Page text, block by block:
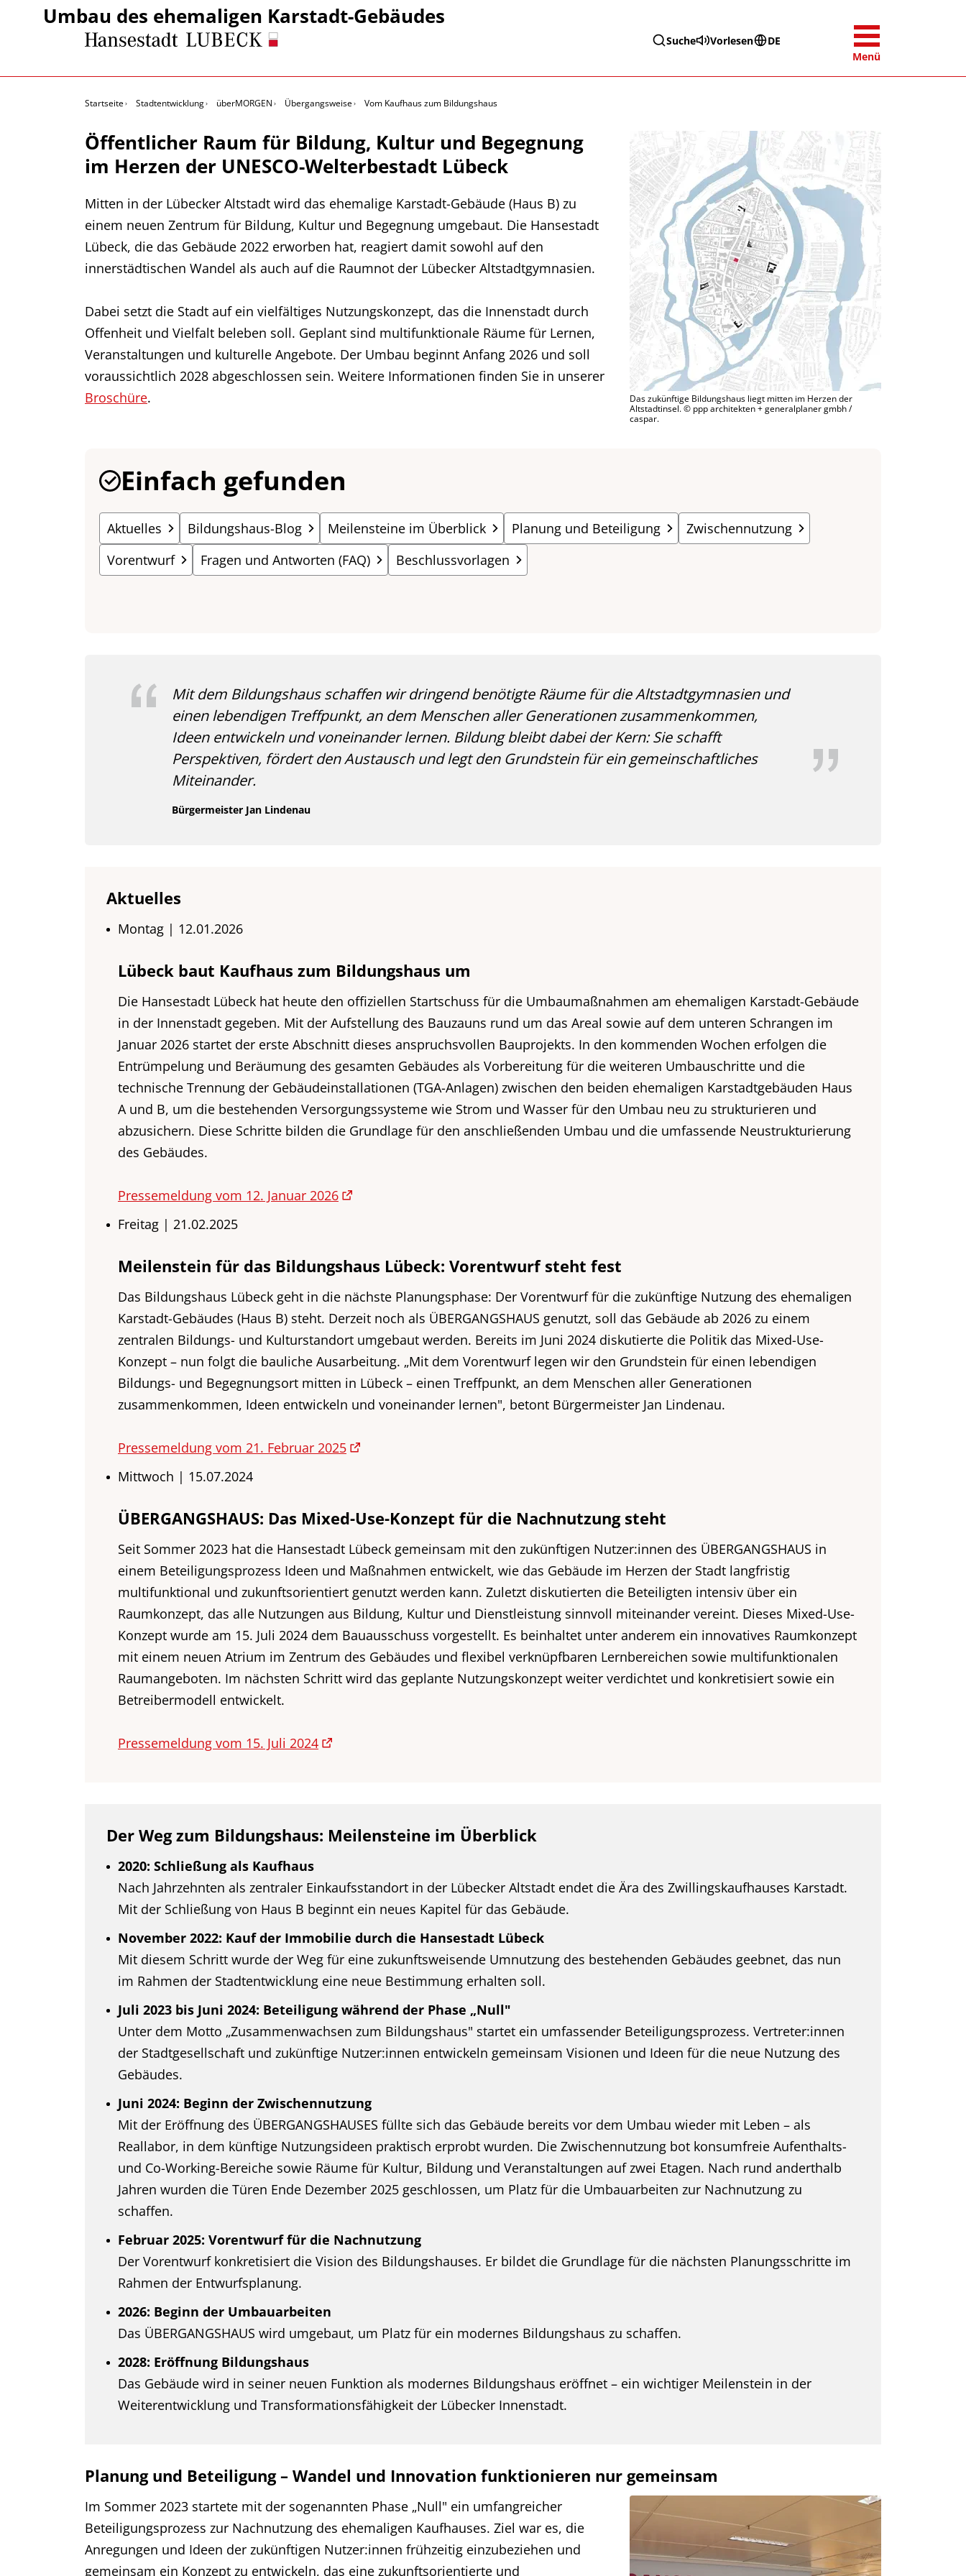
Suche Vorlesen
DE
Menü
Umbau des ehemaligen Karstadt-Gebäudes
Startseite Stadtentwicklung überMORGEN Übergangsweise Vom Kaufhaus zum Bildungshaus
Das zukünftige Bildungshaus liegt mitten im Herzen der
Altstadtinsel. © ppp architekten + generalplaner gmbh /
caspar.
Öffentlicher Raum für Bildung, Kultur und Begegnung
im Herzen der UNESCO-Welterbestadt Lübeck
Mitten in der Lübecker Altstadt wird das ehemalige Karstadt-Gebäude (Haus B) zu
einem neuen Zentrum für Bildung, Kultur und Begegnung umgebaut. Die Hansestadt
Lübeck, die das Gebäude 2022 erworben hat, reagiert damit sowohl auf den
innerstädtischen Wandel als auch auf die Raumnot der Lübecker Altstadtgymnasien.
Dabei setzt die Stadt auf ein vielfältiges Nutzungskonzept, das die Innenstadt durch
Offenheit und Vielfalt beleben soll. Geplant sind multifunktionale Räume für Lernen,
Veranstaltungen und kulturelle Angebote. Der Umbau beginnt Anfang 2026 und soll
voraussichtlich 2028 abgeschlossen sein. Weitere Informationen finden Sie in unserer
Broschüre.
Einfach gefunden
Aktuelles Bildungshaus-Blog Meilensteine im Überblick Planung und Beteiligung
Zwischennutzung
Vorentwurf
Fragen und Antworten (FAQ) Beschlussvorlagen
Mit dem Bildungshaus schaffen wir dringend benötigte Räume für die Altstadtgymnasien und
einen lebendigen Treffpunkt, an dem Menschen aller Generationen zusammenkommen,
Ideen entwickeln und voneinander lernen. Bildung bleibt dabei der Kern: Sie schafft
Perspektiven, fördert den Austausch und legt den Grundstein für ein gemeinschaftliches
Miteinander.
Bürgermeister Jan Lindenau
Aktuelles
Montag | 12.01.2026
Lübeck baut Kaufhaus zum Bildungshaus um
Die Hansestadt Lübeck hat heute den offiziellen Startschuss für die Umbaumaßnahmen am ehemaligen Karstadt-Gebäude
in der Innenstadt gegeben. Mit der Aufstellung des Bauzauns rund um das Areal sowie auf dem unteren Schrangen im
Januar 2026 startet der erste Abschnitt dieses anspruchsvollen Bauprojekts. In den kommenden Wochen erfolgen die
Entrümpelung und Beräumung des gesamten Gebäudes als Vorbereitung für die weiteren Umbauschritte und die
technische Trennung der Gebäudeinstallationen (TGA-Anlagen) zwischen den beiden ehemaligen Karstadtgebäuden Haus
A und B, um die bestehenden Versorgungssysteme wie Strom und Wasser für den Umbau neu zu strukturieren und
abzusichern. Diese Schritte bilden die Grundlage für den anschließenden Umbau und die umfassende Neustrukturierung
des Gebäudes.
Pressemeldung vom 12. Januar 2026
Freitag | 21.02.2025
Meilenstein für das Bildungshaus Lübeck: Vorentwurf steht fest
Das Bildungshaus Lübeck geht in die nächste Planungsphase: Der Vorentwurf für die zukünftige Nutzung des ehemaligen
Karstadt-Gebäudes (Haus B) steht. Derzeit noch als ÜBERGANGSHAUS genutzt, soll das Gebäude ab 2026 zu einem
zentralen Bildungs- und Kulturstandort umgebaut werden. Bereits im Juni 2024 diskutierte die Politik das Mixed-Use-
Konzept – nun folgt die bauliche Ausarbeitung. „Mit dem Vorentwurf legen wir den Grundstein für einen lebendigen
Bildungs- und Begegnungsort mitten in Lübeck – einen Treffpunkt, an dem Menschen aller Generationen
zusammenkommen, Ideen entwickeln und voneinander lernen", betont Bürgermeister Jan Lindenau.
Pressemeldung vom 21. Februar 2025
Mittwoch | 15.07.2024
ÜBERGANGSHAUS: Das Mixed-Use-Konzept für die Nachnutzung steht
Seit Sommer 2023 hat die Hansestadt Lübeck gemeinsam mit den zukünftigen Nutzer:innen des ÜBERGANGSHAUS in
einem Beteiligungsprozess Ideen und Maßnahmen entwickelt, wie das Gebäude im Herzen der Stadt langfristig
multifunktional und zukunftsorientiert genutzt werden kann. Zuletzt diskutierten die Beteiligten intensiv über ein
Raumkonzept, das alle Nutzungen aus Bildung, Kultur und Dienstleistung sinnvoll miteinander vereint. Dieses Mixed-Use-
Konzept wurde am 15. Juli 2024 dem Bauausschuss vorgestellt. Es beinhaltet unter anderem ein innovatives Raumkonzept
mit einem neuen Atrium im Zentrum des Gebäudes und flexibel verknüpfbaren Lernbereichen sowie multifunktionalen
Raumangeboten. Im nächsten Schritt wird das geplante Nutzungskonzept weiter verdichtet und konkretisiert sowie ein
Betreibermodell entwickelt.
Pressemeldung vom 15. Juli 2024
Der Weg zum Bildungshaus: Meilensteine im Überblick
2020: Schließung als Kaufhaus
Nach Jahrzehnten als zentraler Einkaufsstandort in der Lübecker Altstadt endet die Ära des Zwillingskaufhauses Karstadt.
Mit der Schließung von Haus B beginnt ein neues Kapitel für das Gebäude.
November 2022: Kauf der Immobilie durch die Hansestadt Lübeck
Mit diesem Schritt wurde der Weg für eine zukunftsweisende Umnutzung des bestehenden Gebäudes geebnet, das nun
im Rahmen der Stadtentwicklung eine neue Bestimmung erhalten soll.
Juli 2023 bis Juni 2024: Beteiligung während der Phase „Null"
Unter dem Motto „Zusammenwachsen zum Bildungshaus" startet ein umfassender Beteiligungsprozess. Vertreter:innen
der Stadtgesellschaft und zukünftige Nutzer:innen entwickeln gemeinsam Visionen und Ideen für die neue Nutzung des
Gebäudes.
Juni 2024: Beginn der Zwischennutzung
Mit der Eröffnung des ÜBERGANGSHAUSES füllte sich das Gebäude bereits vor dem Umbau wieder mit Leben – als
Reallabor, in dem künftige Nutzungsideen praktisch erprobt wurden. Die Zwischennutzung bot konsumfreie Aufenthalts-
und Co-Working-Bereiche sowie Räume für Kultur, Bildung und Veranstaltungen auf zwei Etagen. Nach rund anderthalb
Jahren wurden die Türen Ende Dezember 2025 geschlossen, um Platz für die Umbauarbeiten zur Nachnutzung zu
schaffen.
Februar 2025: Vorentwurf für die Nachnutzung
Der Vorentwurf konkretisiert die Vision des Bildungshauses. Er bildet die Grundlage für die nächsten Planungsschritte im
Rahmen der Entwurfsplanung.
2026: Beginn der Umbauarbeiten
Das ÜBERGANGSHAUS wird umgebaut, um Platz für ein modernes Bildungshaus zu schaffen.
2028: Eröffnung Bildungshaus
Das Gebäude wird in seiner neuen Funktion als modernes Bildungshaus eröffnet – ein wichtiger Meilenstein in der
Weiterentwicklung und Transformationsfähigkeit der Lübecker Innenstadt.
Planung und Beteiligung – Wandel und Innovation funktionieren nur gemeinsam
Im Sommer 2023 startete mit der sogenannten Phase „Null" ein umfangreicher
Beteiligungsprozess zur Nachnutzung des ehemaligen Kaufhauses. Ziel war es, die
Anregungen und Ideen der zukünftigen Nutzer:innen frühzeitig einzubeziehen und
gemeinsam ein Konzept zu entwickeln, das eine zukunftsorientierte und